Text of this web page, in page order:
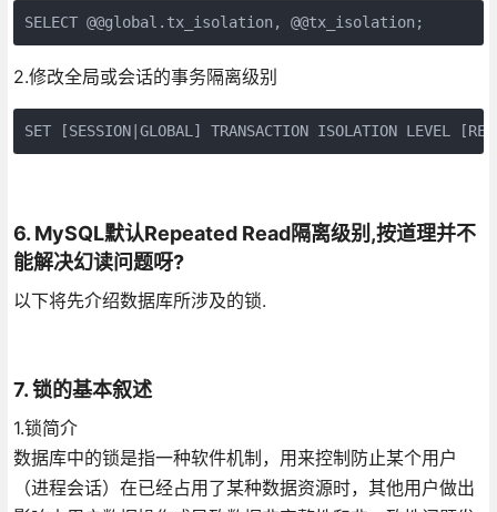
SELECT @@global.tx_isolation, @@tx_isolation;
2.修改全局或会话的事务隔离级别
SET [SESSION|GLOBAL] TRANSACTION ISOLATION LEVEL
6. MySQL默认Repeated Read隔离级别,按道理并不
能解决幻读问题呀?
以下将先介绍数据库所涉及的锁.
7. 锁的基本叙述
1.锁简介
数据库中的锁是指一种软件机制，用来控制防止某个用户
（进程会话）在已经占用了某种数据资源时，其他用户做出